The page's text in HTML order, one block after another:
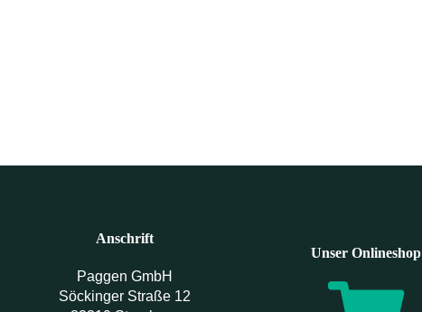
Anschrift
Paggen GmbH
Söckinger Straße 12
Unser Onlineshop